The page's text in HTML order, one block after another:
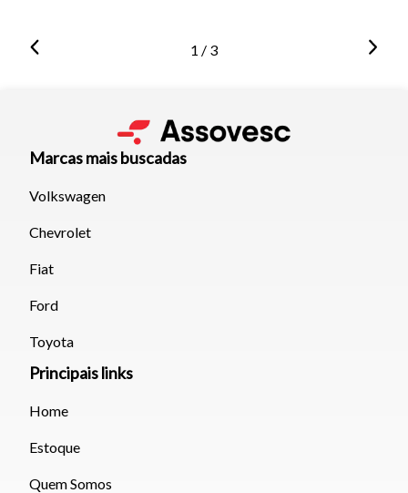
1 / 3
Marcas mais buscadas
Volkswagen
Chevrolet
Fiat
Ford
Toyota
Principais links
Home
Estoque
Quem Somos